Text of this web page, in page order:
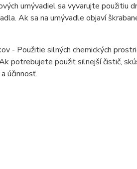
umývadiel sa vyvarujte použitiu
Ak sa na umývadle objaví
- Použitie silných chemických
potrebujete použiť silnejší čistič,
účinnosť.